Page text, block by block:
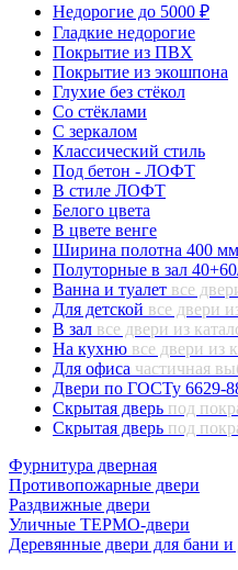
Недорогие до 5000 ₽
Гладкие недорогие
Покрытие из ПВХ
Покрытие из экошпона
Глухие без стёкол
Со стёклами
С зеркалом
Классический стиль
Под бетон - ЛОФТ
В стиле ЛОФТ
Белого цвета
В цвете венге
Ширина полотна 400 мм
Полуторные в зал
Ванна и туалет все
Для детской все двери
В зал все двери из
На кухню все двери из
Для офиса частичная
Двери по ГОСТу 6629-
Скрытая дверь под
Скрытая дверь под
Фурнитура дверная
Противопожарные двери
Раздвижные двери
Уличные ТЕРМО-двери
Деревянные двери для бани и